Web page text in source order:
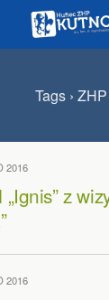
Tags › ZHP
2016
z
2016